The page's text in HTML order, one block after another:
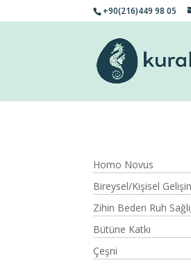
+90(216)449 98 05
Homo Novus
Bireysel/Kişisel
Zihin Beden Ruh
Bütüne Katkı
Çeşni